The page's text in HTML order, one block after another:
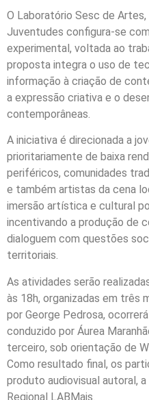
O Laboratório Sesc de
Juventudes configura-se
experimental, voltada ao
proposta integra o uso de
informação à criação de
a expressão criativa e o
contemporâneas.
A iniciativa é direcionada a
prioritariamente de baixa
periféricos, comunidades
e também artistas da cena
imersão artística e cultural
incentivando a produção de
dialoguem com questões
territoriais.
As atividades serão
às 18h, organizadas em três
por George Pedrosa,
conduzido por Áurea
terceiro, sob orientação de
Como resultado final, os
produto audiovisual autoral,
Regional LABMais.